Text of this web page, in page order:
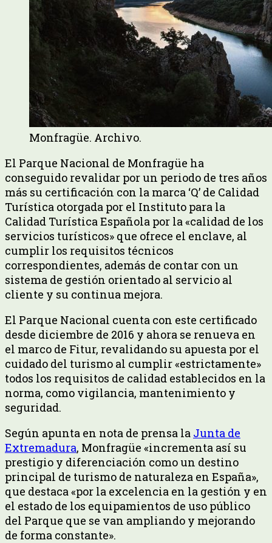
Monfragüe. Archivo.
El Parque Nacional de Monfragüe ha
conseguido revalidar por un periodo de tres años
más su certificación con la marca ‘Q’ de Calidad
Turística otorgada por el Instituto para la
Calidad Turística Española por la «calidad de los
servicios turísticos» que ofrece el enclave, al
cumplir los requisitos técnicos
correspondientes, además de contar con un
sistema de gestión orientado al servicio al
cliente y su continua mejora.
El Parque Nacional cuenta con este certificado
desde diciembre de 2016 y ahora se renueva en
el marco de Fitur, revalidando su apuesta por el
cuidado del turismo al cumplir «estrictamente»
todos los requisitos de calidad establecidos en la
norma, como vigilancia, mantenimiento y
seguridad.
Según apunta en nota de prensa la Junta de
Extremadura, Monfragüe «incrementa así su
prestigio y diferenciación como un destino
principal de turismo de naturaleza en España»,
que destaca «por la excelencia en la gestión y en
el estado de los equipamientos de uso público
del Parque que se van ampliando y mejorando
de forma constante».